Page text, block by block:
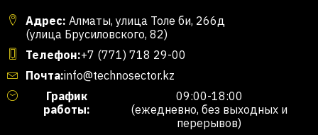
Адрес: Алматы, улица Толе би, 266д
(улица Брусиловского, 82)
Телефон:+7 (771) 718 29-00
Почта:info@technosector.kz
График
работы:
09:00-18:00
(ежедневно, без выходных и
перерывов)